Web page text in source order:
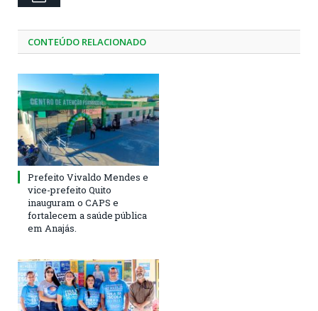
CONTEÚDO RELACIONADO
Prefeito Vivaldo Mendes e
vice-prefeito Quito
inauguram o CAPS e
fortalecem a saúde pública
em Anajás.